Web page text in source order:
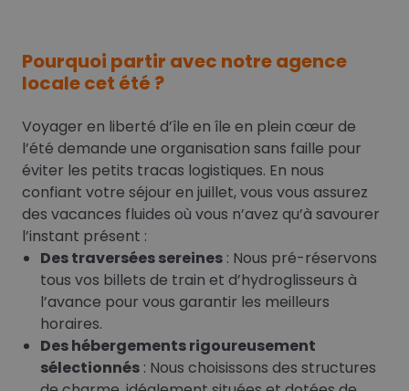
Pourquoi partir avec notre agence
locale cet été ?
Voyager en liberté d’île en île en plein cœur de
l’été demande une organisation sans faille pour
éviter les petits tracas logistiques. En nous
confiant votre séjour en juillet, vous vous assurez
des vacances fluides où vous n’avez qu’à savourer
l’instant présent :
Des traversées sereines : Nous pré-réservons
tous vos billets de train et d’hydroglisseurs à
l’avance pour vous garantir les meilleurs
horaires.
Des hébergements rigoureusement
sélectionnés : Nous choisissons des structures